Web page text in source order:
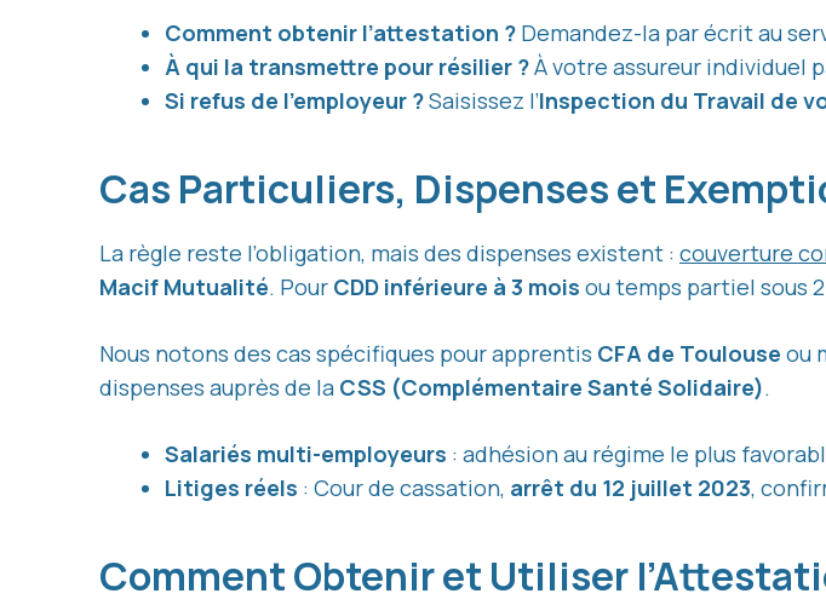
Comment obtenir l’attestation ? Demandez-la par écrit au
À qui la transmettre pour résilier ?À votre assureur individuel
Si refus de l’employeur ?Saisissez l’Inspection du Travail de
Cas Particuliers, Dispenses et
La règle reste l’obligation, mais des dispenses existent : couverture
Macif Mutualité. Pour CDD inférieure à 3 mois ou temps partiel sous
Nous notons des cas spécifiques pour apprentis CFA de Toulouse ou
dispenses auprès de la CSS (Complémentaire Santé Solidaire).
Salariés multi-employeurs : adhésion au régime le plus
Litiges réels : Cour de cassation, arrêt du 12 juillet 2023,
Comment Obtenir et Utiliser